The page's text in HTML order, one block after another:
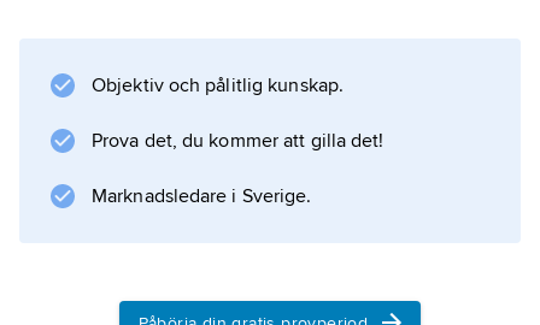
10–11).
Information om artikeln
Objektiv och pålitlig kunskap.
Prova det, du kommer att gilla det!
Marknadsledare i Sverige.